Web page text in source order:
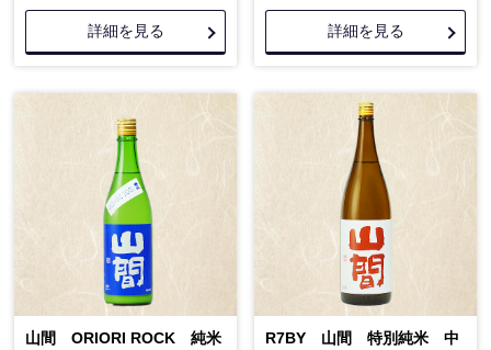
詳細を見る 詳細を見る
山間 ORIORI ROCK 純米
R7BY 山間 特別純米 中